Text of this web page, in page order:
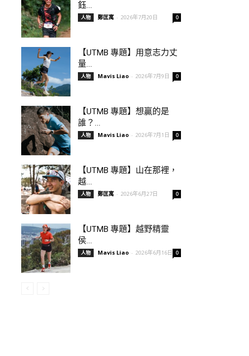
鈺...
人物 鄭匡寓 - 2026年7月20日 0
【UTMB 專題】用意志力丈
量...
人物 Mavis Liao - 2026年7月9日 0
【UTMB 專題】想贏的是
誰？...
人物 Mavis Liao - 2026年7月1日 0
【UTMB 專題】山在那裡，
越...
人物 鄭匡寓 - 2026年6月27日 0
【UTMB 專題】越野精靈
侯...
人物 Mavis Liao - 2026年6月16日 0